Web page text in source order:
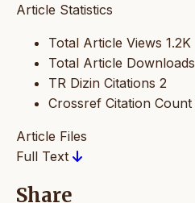
Article Statistics
Total Article Views 1.2K
Total Article Downloads
TR Dizin Citations 2
Crossref Citation Count
Article Files
Full Text
Share